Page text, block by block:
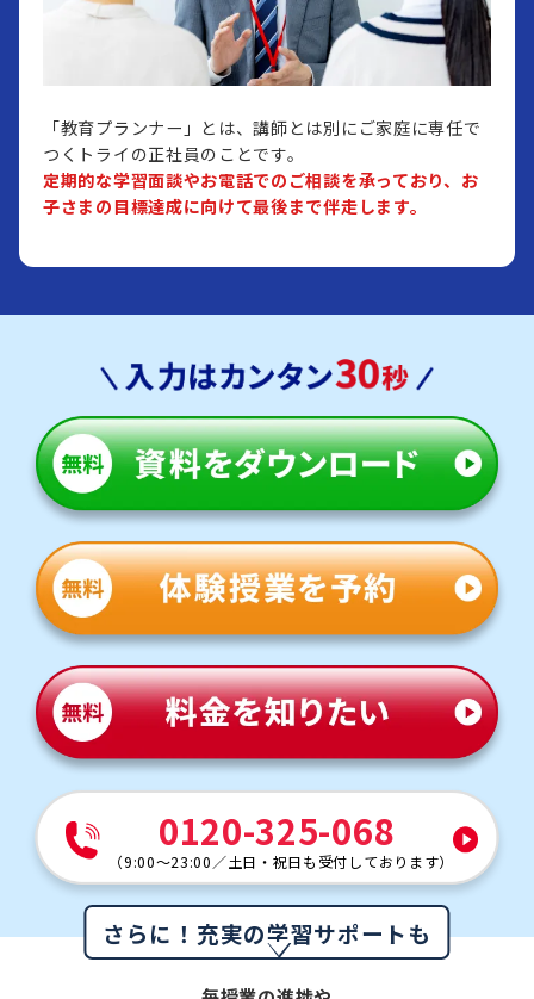
「教育プランナー」とは、講師とは別にご家庭に専任で
つくトライの正社員のことです。
定期的な学習面談やお電話でのご相談を承っており、お
子さまの目標達成に向けて最後まで伴走します。
0120-325-068
（9:00～23:00 ／土日・祝日も受付しております）
さらに！充実の学習サポートも